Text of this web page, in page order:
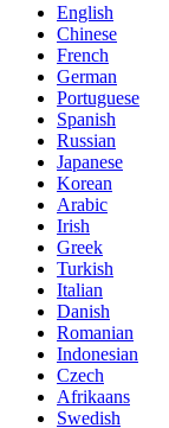
English
Chinese
French
German
Portuguese
Spanish
Russian
Japanese
Korean
Arabic
Irish
Greek
Turkish
Italian
Danish
Romanian
Indonesian
Czech
Afrikaans
Swedish